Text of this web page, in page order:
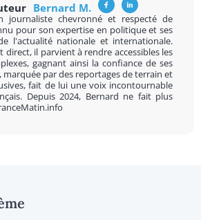
Bernard M.
journaliste chevronné et respecté de
pour son expertise en politique et ses
l'actualité nationale et internationale.
direct, il parvient à rendre accessibles les
gagnant ainsi la confiance de ses
marquée par des reportages de terrain et
fait de lui une voix incontournable
Depuis 2024, Bernard ne fait plus